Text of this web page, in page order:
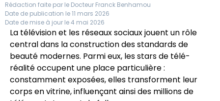
Rédaction faite par le Docteur Franck Benhamou
Date de publication le 11 mars 2026
Date de mise à jour le 4 mai 2026
La télévision et les réseaux sociaux jouent un rôle
central dans la construction des standards de
beauté modernes. Parmi eux, les stars de télé-
réalité occupent une place particulière :
constamment exposées, elles transforment leur
corps en vitrine, influençant ainsi des millions de